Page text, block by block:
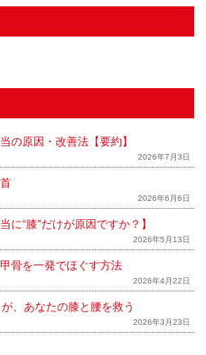
の原因・改善法【要約】
2026年7月3日
2026年6月6日
に“膝”だけが原因ですか？】
2026年5月13日
骨を一発でほぐす方法
2026年4月22日
、あなたの膝と腰を救う
2026年3月23日